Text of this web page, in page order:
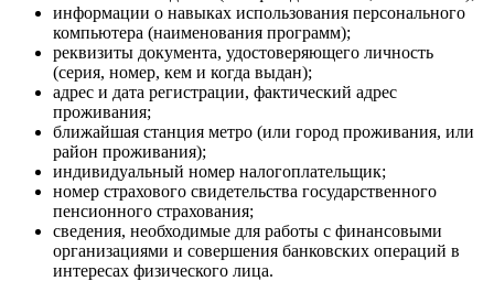
информации о навыках использования персонального
компьютера (наименования программ);
реквизиты документа, удостоверяющего личность
(серия, номер, кем и когда выдан);
адрес и дата регистрации, фактический адрес
проживания;
ближайшая станция метро (или город проживания, или
район проживания);
индивидуальный номер налогоплательщик;
номер страхового свидетельства государственного
пенсионного страхования;
сведения, необходимые для работы с финансовыми
организациями и совершения банковских операций в
интересах физического лица.